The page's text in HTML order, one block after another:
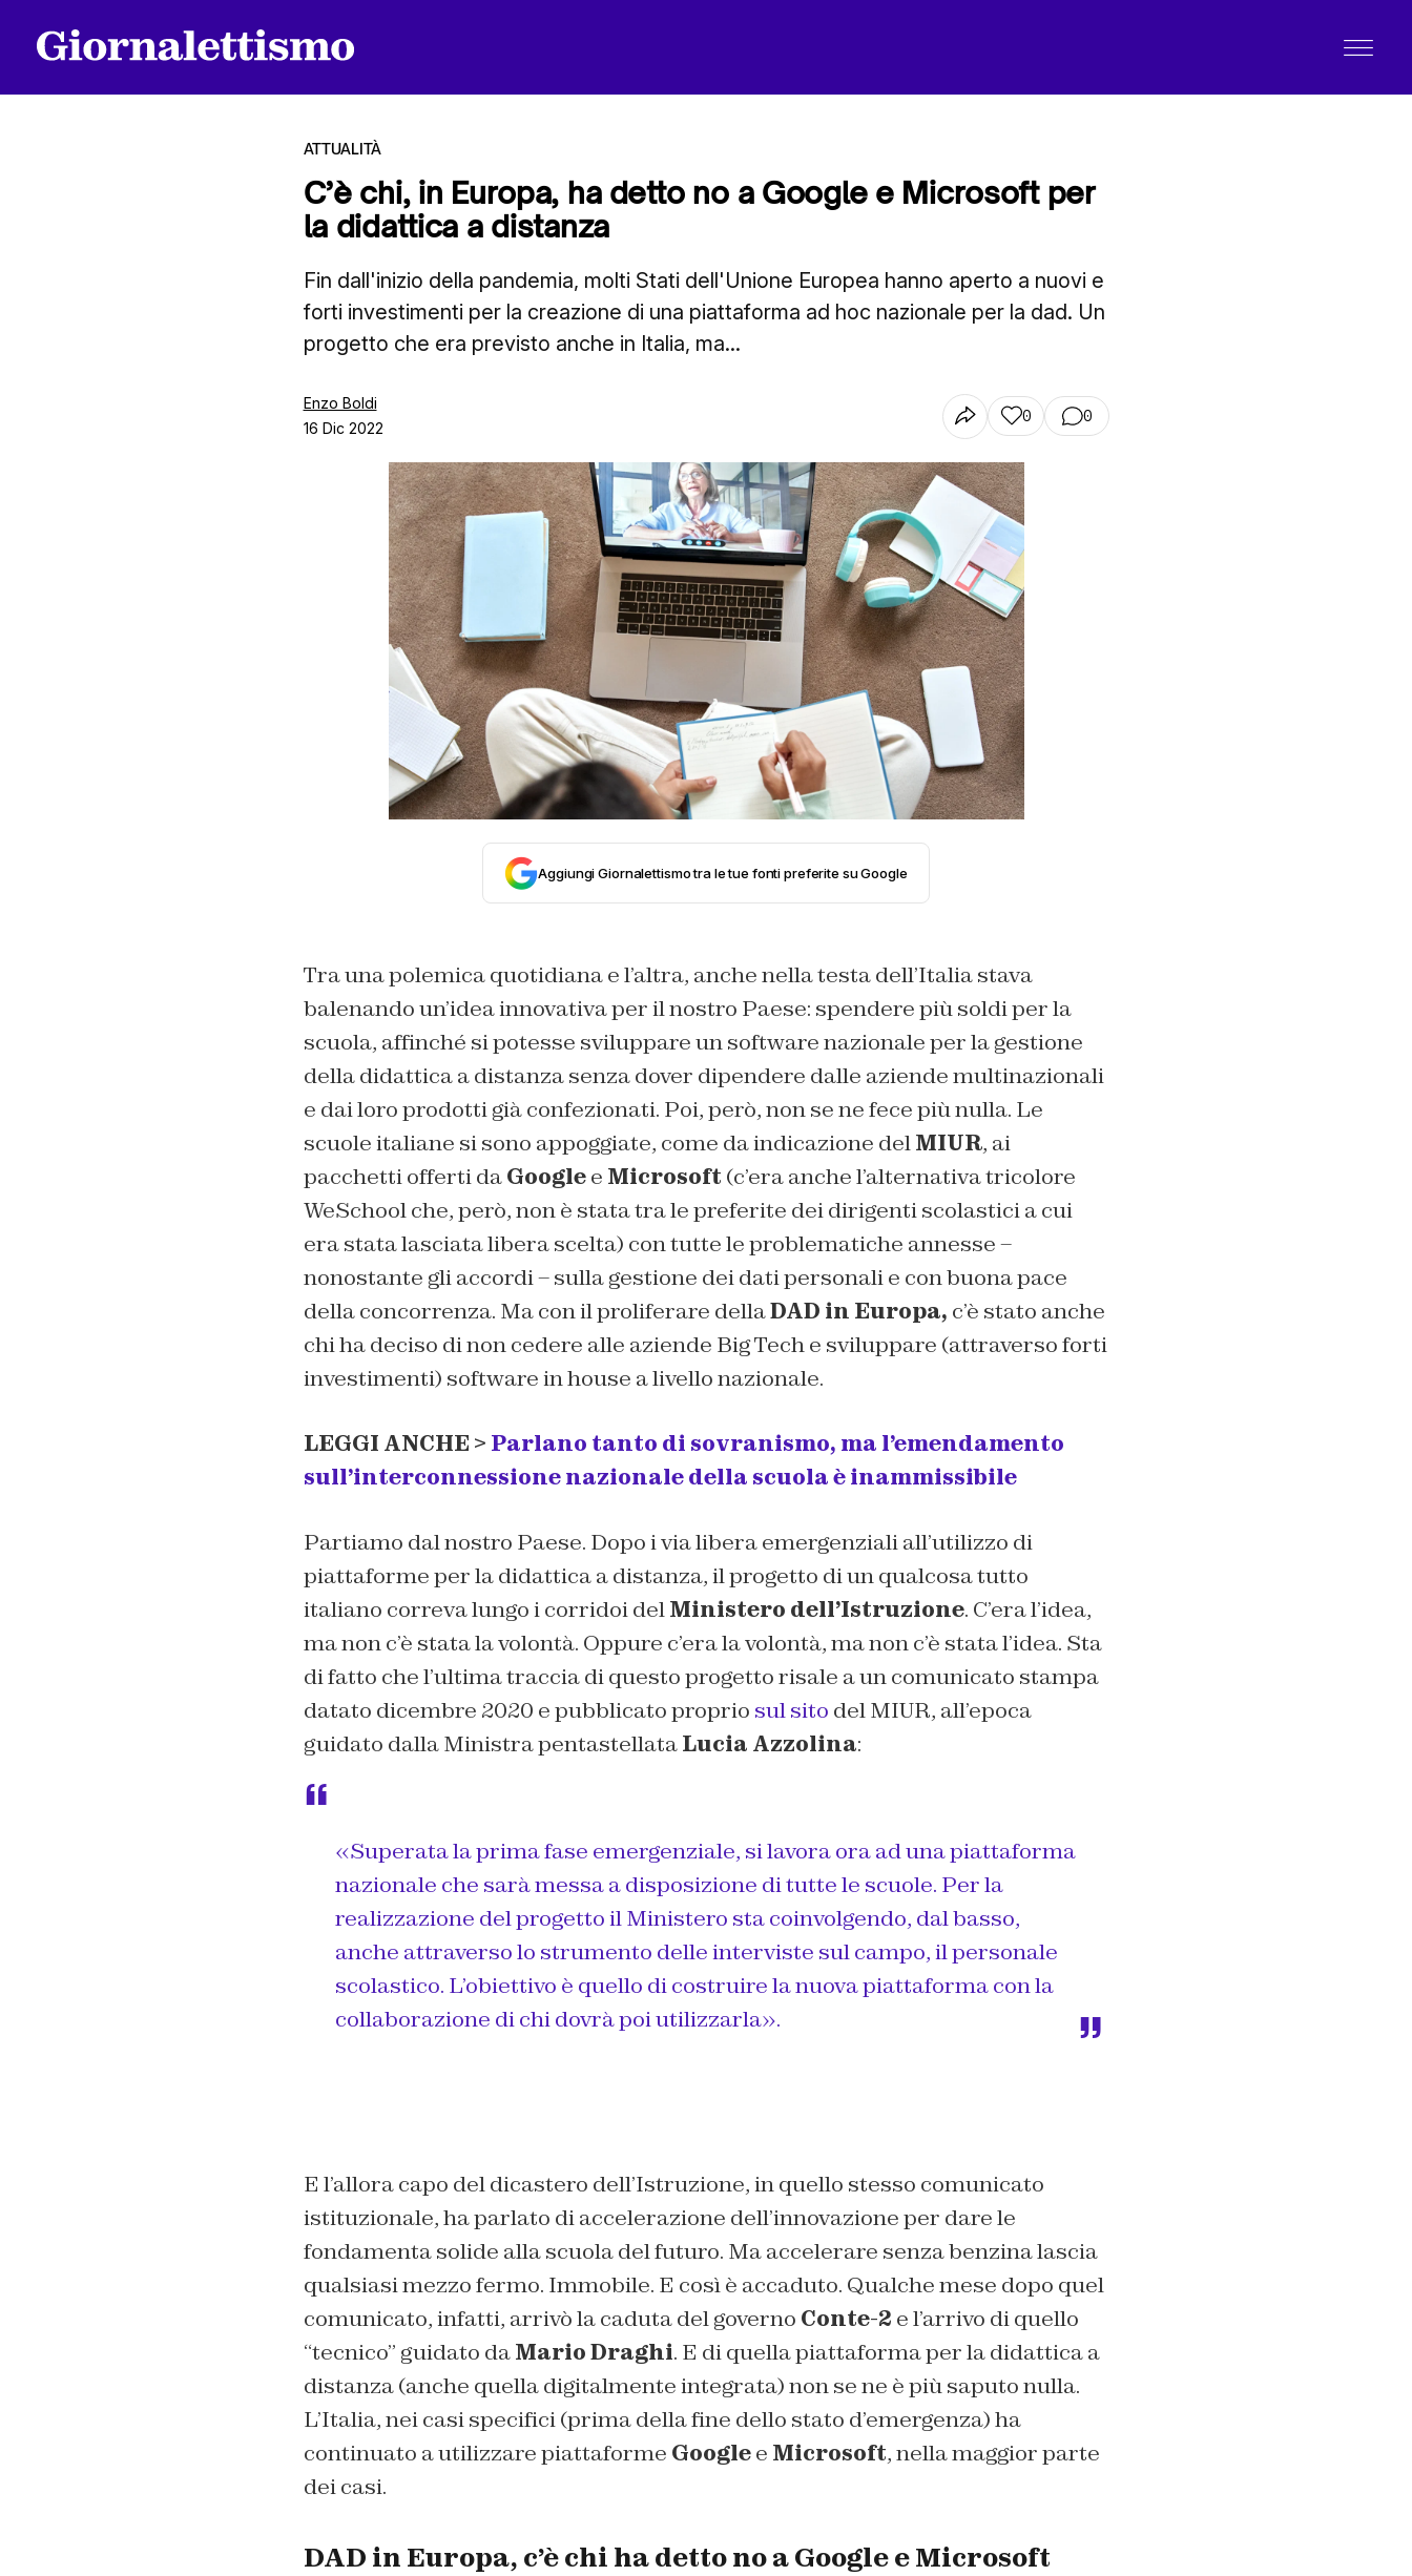
ATTUALITÀ
C’è chi, in Europa, ha detto no a Google e Microsoft per
la didattica a distanza
Fin dall'inizio della pandemia, molti Stati dell'Unione Europea hanno aperto a nuovi e
forti investimenti per la creazione di una piattaforma ad hoc nazionale per la dad. Un
progetto che era previsto anche in Italia, ma...
Enzo Boldi
16 Dic 2022
0 0
Aggiungi Giornalettismo tra le tue fonti preferite su Google
Tra una polemica quotidiana e l’altra, anche nella testa dell’Italia stava
balenando un’idea innovativa per il nostro Paese: spendere più soldi per la
scuola, affinché si potesse sviluppare un software nazionale per la gestione
della didattica a distanza senza dover dipendere dalle aziende multinazionali
e dai loro prodotti già confezionati. Poi, però, non se ne fece più nulla. Le
scuole italiane si sono appoggiate, come da indicazione delMIUR, ai
pacchetti offerti daGooglee Microsoft (c’era anche l’alternativa tricolore
WeSchool che, però, non è stata tra le preferite dei dirigenti scolastici a cui
era stata lasciata libera scelta) con tutte le problematiche annesse –
nonostante gli accordi – sulla gestione dei dati personali e con buona pace
della concorrenza. Ma con il proliferare dellaDAD in Europa, c’è stato anche
chi ha deciso di non cedere alle aziende Big Tech e sviluppare (attraverso forti
investimenti) software in house a livello nazionale.
LEGGI ANCHE > Parlano tanto di sovranismo, ma l’emendamento
sull’interconnessione nazionale della scuola è inammissibile
Partiamo dal nostro Paese. Dopo i via libera emergenziali all’utilizzo di
piattaforme per la didattica a distanza, il progetto di un qualcosa tutto
italiano correva lungo i corridoi delMinistero dell’Istruzione. C’era l’idea,
ma non c’è stata la volontà. Oppure c’era la volontà, ma non c’è stata l’idea. Sta
di fatto che l’ultima traccia di questo progetto risale a un comunicato stampa
datato dicembre 2020 e pubblicato proprio sul sito del MIUR, all’epoca
guidato dalla Ministra pentastellataLucia Azzolina:
«Superata la prima fase emergenziale, si lavora ora ad una piattaforma
nazionale che sarà messa a disposizione di tutte le scuole. Per la
realizzazione del progetto il Ministero sta coinvolgendo, dal basso,
anche attraverso lo strumento delle interviste sul campo, il personale
scolastico. L’obiettivo è quello di costruire la nuova piattaforma con la
collaborazione di chi dovrà poi utilizzarla».
E l’allora capo del dicastero dell’Istruzione, in quello stesso comunicato
istituzionale, ha parlato di accelerazione dell’innovazione per dare le
fondamenta solide alla scuola del futuro. Ma accelerare senza benzina lascia
qualsiasi mezzo fermo. Immobile. E così è accaduto. Qualche mese dopo quel
comunicato, infatti, arrivò la caduta del governo Conte-2 e l’arrivo di quello
“tecnico” guidato daMario Draghi. E di quella piattaforma per la didattica a
distanza (anche quella digitalmente integrata) non se ne è più saputo nulla.
L’Italia, nei casi specifici (prima della fine dello stato d’emergenza) ha
continuato a utilizzare piattaforme Googlee Microsoft, nella maggior parte
dei casi.
DAD in Europa, c’è chi ha detto no a Google e Microsoft